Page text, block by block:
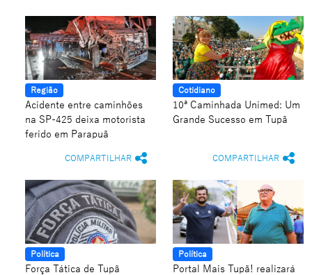
Região
Acidente entre caminhões
na SP-425 deixa motorista
ferido em Parapuã
COMPARTILHAR
Cotidiano
10ª Caminhada Unimed: Um
Grande Sucesso em Tupã
COMPARTILHAR
Política
Força Tática de Tupã
Política
Portal Mais Tupã! realizará